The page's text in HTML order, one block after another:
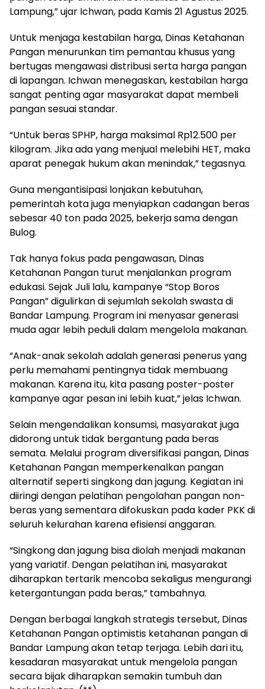
Lampung,” ujar Ichwan, pada Kamis 21 Agustus 2025.
Untuk menjaga kestabilan harga, Dinas Ketahanan
Pangan menurunkan tim pemantau khusus yang
bertugas mengawasi distribusi serta harga pangan
di lapangan. Ichwan menegaskan, kestabilan harga
sangat penting agar masyarakat dapat membeli
pangan sesuai standar.
“Untuk beras SPHP, harga maksimal Rp12.500 per
kilogram. Jika ada yang menjual melebihi HET, maka
aparat penegak hukum akan menindak,” tegasnya.
Guna mengantisipasi lonjakan kebutuhan,
pemerintah kota juga menyiapkan cadangan beras
sebesar 40 ton pada 2025, bekerja sama dengan
Bulog.
Tak hanya fokus pada pengawasan, Dinas
Ketahanan Pangan turut menjalankan program
edukasi. Sejak Juli lalu, kampanye “Stop Boros
Pangan” digulirkan di sejumlah sekolah swasta di
Bandar Lampung. Program ini menyasar generasi
muda agar lebih peduli dalam mengelola makanan.
“Anak-anak sekolah adalah generasi penerus yang
perlu memahami pentingnya tidak membuang
makanan. Karena itu, kita pasang poster-poster
kampanye agar pesan ini lebih kuat,” jelas Ichwan.
Selain mengendalikan konsumsi, masyarakat juga
didorong untuk tidak bergantung pada beras
semata. Melalui program diversifikasi pangan, Dinas
Ketahanan Pangan memperkenalkan pangan
alternatif seperti singkong dan jagung. Kegiatan ini
diiringi dengan pelatihan pengolahan pangan non-
beras yang sementara difokuskan pada kader PKK di
seluruh kelurahan karena efisiensi anggaran.
“Singkong dan jagung bisa diolah menjadi makanan
yang variatif. Dengan pelatihan ini, masyarakat
diharapkan tertarik mencoba sekaligus mengurangi
ketergantungan pada beras,” tambahnya.
Dengan berbagai langkah strategis tersebut, Dinas
Ketahanan Pangan optimistis ketahanan pangan di
Bandar Lampung akan tetap terjaga. Lebih dari itu,
kesadaran masyarakat untuk mengelola pangan
secara bijak diharapkan semakin tumbuh dan